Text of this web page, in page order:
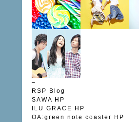
–
RSP
Blog
SAWA HP
ILU GRACE
HP
OA:green note coaster
HP